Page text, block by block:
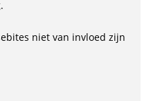
niet van invloed zijn